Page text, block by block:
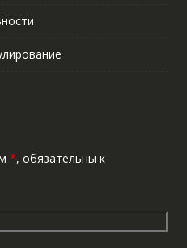
*, обязательны к